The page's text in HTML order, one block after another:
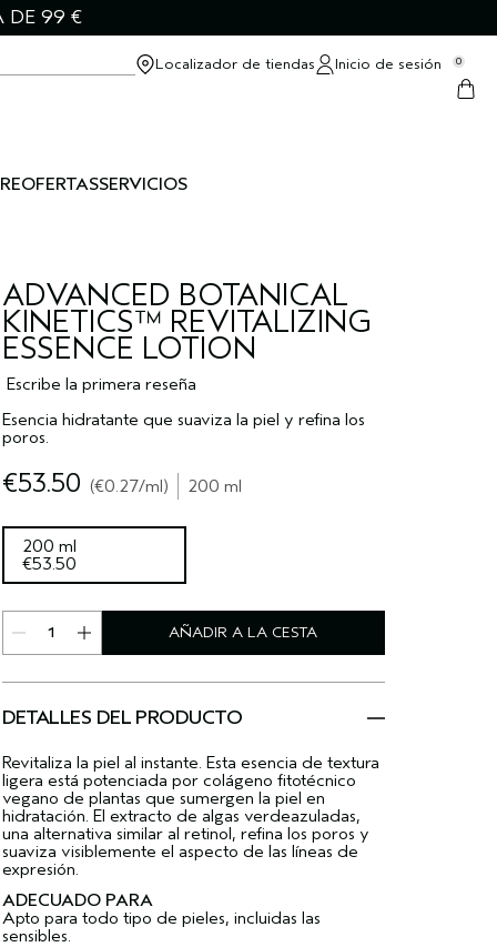
DE 99 €
Localizador de tiendas Inicio de sesión 0
OFERTASSERVICIOS
ADVANCED BOTANICAL
KINETICS™ REVITALIZING
ESSENCE LOTION
Escribe la primera reseña
Esencia hidratante que suaviza la piel y refina los
poros.
€53.50 €0.27/ml 200 ml
200 ml
€53.50
AÑADIR A LA CESTA
DETALLES DEL PRODUCTO
Revitaliza la piel al instante. Esta esencia de textura
ligera está potenciada por colágeno fitotécnico
vegano de plantas que sumergen la piel en
hidratación. El extracto de algas verdeazuladas,
una alternativa similar al retinol, refina los poros y
suaviza visiblemente el aspecto de las líneas de
expresión.
ADECUADO PARA
Apto para todo tipo de pieles, incluidas las
sensibles.